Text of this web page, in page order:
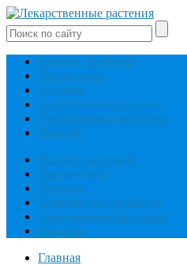
Каталог растений
Применение
Рецепты
Алфавитный указатель
Декоративные растения
Новости
Каталог растений
Применение
Рецепты
Алфавитный указатель
Декоративные растения
Новости
Главная